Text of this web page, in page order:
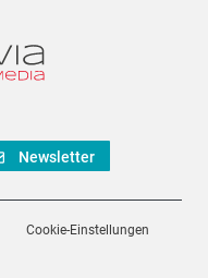
Newsletter
Cookie-Einstellungen